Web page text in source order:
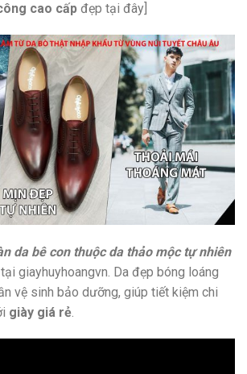
cao cấp đẹp tại đây]
da bê con thuộc da thảo mộc tự nhiên
giayhuyhoangvn. Da đẹp bóng loáng
vệ sinh bảo dưỡng, giúp tiết kiệm chi
giày giá rẻ